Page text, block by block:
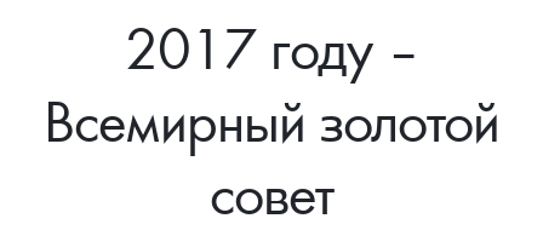
Иностранные
Памятные монеты России и СССР
Монеты Царской России
Монеты стран мира после 1950г
Монеты и жетоны ЗМД
Георгий Победоносец
Золотой червонец Сеятель
Клуб ЗМД
Выкуп монет
Памятка для работы с монетами из драгметаллов
Подбор монет
Распродажа монет и жетонов
Аналитика и события
Итоги 2025 года. Прогноз курсов золота, серебра, платины на
2026 год
Cтатьи
Курс золота и серебра
Контакты
2017 году –
Всемирный золотой
совет